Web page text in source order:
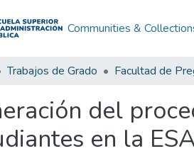
Communities &
Trabajos de Grado Facultad de
del
en la